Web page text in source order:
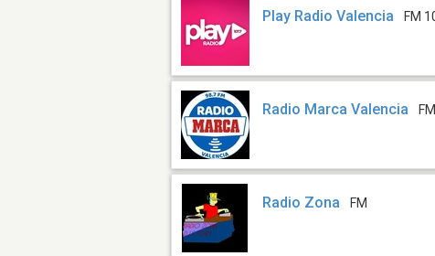
Play Radio Valencia FM
Radio Marca Valencia
Radio Zona FM